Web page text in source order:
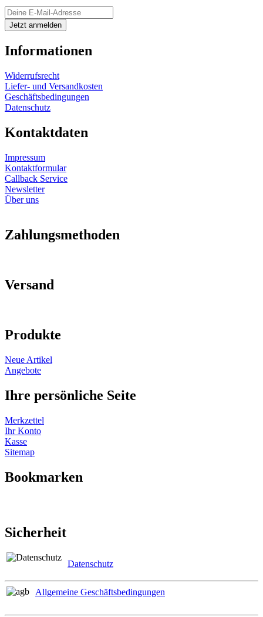
Informationen
Widerrufsrecht
Liefer- und Versandkosten
Geschäftsbedingungen
Datenschutz
Kontaktdaten
Impressum
Kontaktformular
Callback Service
Newsletter
Über uns
Zahlungsmethoden
Versand
Produkte
Neue Artikel
Angebote
Ihre persönliche Seite
Merkzettel
Ihr Konto
Kasse
Sitemap
Bookmarken
Sicherheit
Datenschutz
Allgemeine Geschäftsbedingungen